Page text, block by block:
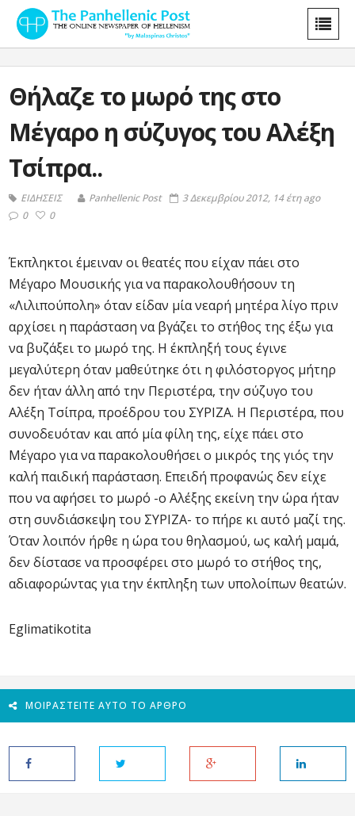
Θήλαζε το μωρό της στο
Μέγαρο η σύζυγος του Αλέξη
Τσίπρα..
ΕΙΔΗΣΕΙΣ Panhellenic Post
3 Δεκεμβρίου 2012, 14 έτη ago
0
0
Έκπληκτοι έμειναν οι θεατές που είχαν πάει στο
Μέγαρο Μουσικής για να παρακολουθήσουν τη
«Λιλιπούπολη» όταν είδαν μία νεαρή μητέρα λίγο πριν
αρχίσει η παράσταση να βγάζει το στήθος της έξω για
να βυζάξει το μωρό της. Η έκπληξή τους έγινε
μεγαλύτερη όταν μαθεύτηκε ότι η φιλόστοργος μήτηρ
δεν ήταν άλλη από την Περιστέρα, την σύζυγο του
Αλέξη Τσίπρα, προέδρου του ΣΥΡΙΖΑ. Η Περιστέρα, που
συνοδευόταν και από μία φίλη της, είχε πάει στο
Μέγαρο για να παρακολουθήσει ο μικρός της γιός την
καλή παιδική παράσταση. Επειδή προφανώς δεν είχε
που να αφήσει το μωρό -ο Αλέξης εκείνη την ώρα ήταν
στη συνδιάσκεψη του ΣΥΡΙΖΑ- το πήρε κι αυτό μαζί της.
Όταν λοιπόν ήρθε η ώρα του θηλασμού, ως καλή μαμά,
δεν δίστασε να προσφέρει στο μωρό το στήθος της,
αδιαφορώντας για την έκπληξη των υπολοίπων θεατών.
Eglimatikotita
ΜΟΙΡΑΣΤΕΊΤΕ ΑΥΤΌ ΤΟ ΆΡΘΡΟ